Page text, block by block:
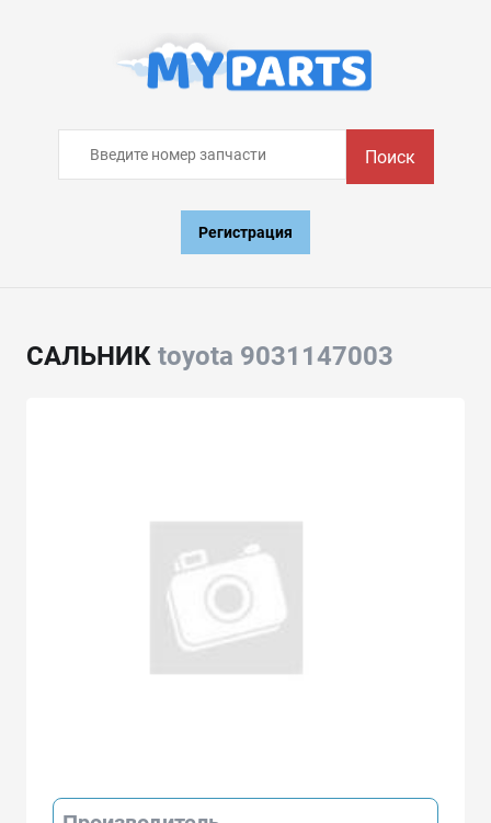
Поиск
Регистрация
САЛЬНИК toyota 9031147003